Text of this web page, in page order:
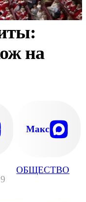
ОБЩЕСТВО
на
Макс